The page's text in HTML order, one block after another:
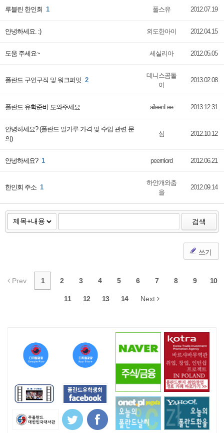
루블린 한인회 1 폴스유 2012.07.19
안녕하세요. :) 외도한아이 2012.04.15
도움 주세요~ 세실리아 2012.05.05
폴란드 구인구직 및 워크퍼밋 2
데니스곰돌
이
2013.02.08
폴란드 유학준비 도와주세요 aileenLee 2013.12.31
안녕하세요? (폴란드 밀가루 가격 및 수입 관련 문
의)
심 2012.10.12
안녕하세요? 1 peernlord 2012.06.21
한인회 주소 1
하얀개와춤
을
2012.09.14
검색
쓰기
Prev 1 2 3 4 5 6 7 8 9 10
11 12 13 14 Next